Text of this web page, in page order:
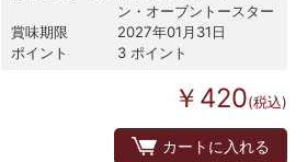
ン・オーブントースター
賞味期限
2027年01月31日
ポイント
3 ポイント
￥420(税込)
カートに入れる